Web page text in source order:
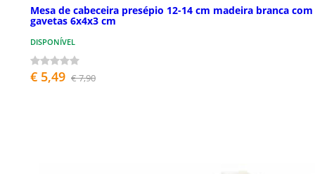
Mesa de cabeceira presépio 12-14 cm madeira branca com
gavetas 6x4x3 cm
DISPONÍVEL
€ 5,49 € 7,90